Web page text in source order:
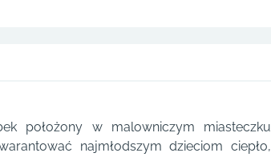
położony w malowniczym miasteczku
najmłodszym dzieciom ciepło,